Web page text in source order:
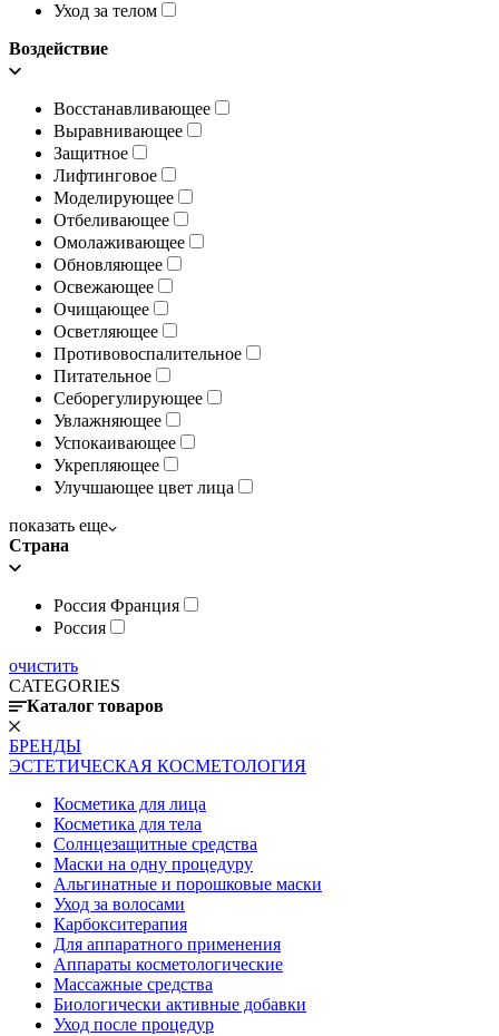
Уход за телом
Воздействие
Восстанавливающее
Выравнивающее
Защитное
Лифтинговое
Моделирующее
Отбеливающее
Омолаживающее
Обновляющее
Освежающее
Очищающее
Осветляющее
Противовоспалительное
Питательное
Себорегулирующее
Увлажняющее
Успокаивающее
Укрепляющее
Улучшающее цвет лица
показать еще
Страна
Россия Франция
Россия
очистить
CATEGORIES
Каталог товаров
БРЕНДЫ
ЭСТЕТИЧЕСКАЯ КОСМЕТОЛОГИЯ
Косметика для лица
Косметика для тела
Солнцезащитные средства
Маски на одну процедуру
Альгинатные и порошковые маски
Уход за волосами
Карбокситерапия
Для аппаратного применения
Аппараты косметологические
Массажные средства
Биологически активные добавки
Уход после процедур